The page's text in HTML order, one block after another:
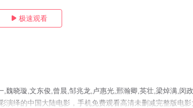
 极速观看
晓璇,文东俊,曾晨,邹兆龙,卢惠光,邢瀚卿,英壮,梁焯满,闵政
绎的中国大陆电影，手机免费观看高清未删减完整版电影